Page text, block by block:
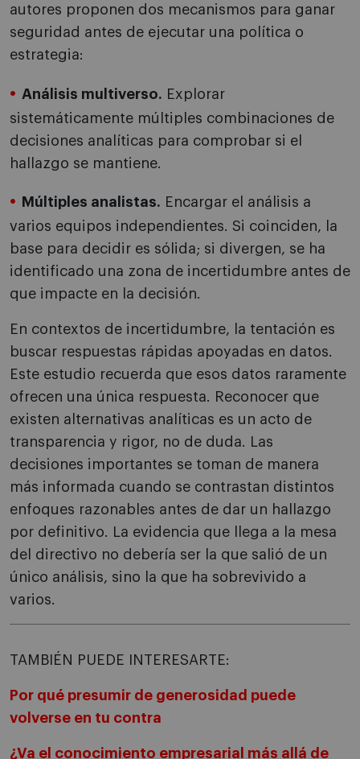
autores proponen dos mecanismos para ganar
seguridad antes de ejecutar una política o
estrategia:
Análisis multiverso. Explorar
sistemáticamente múltiples combinaciones de
decisiones analíticas para comprobar si el
hallazgo se mantiene.
Múltiples analistas. Encargar el análisis a
varios equipos independientes. Si coinciden, la
base para decidir es sólida; si divergen, se ha
identificado una zona de incertidumbre antes de
que impacte en la decisión.
En contextos de incertidumbre, la tentación es
buscar respuestas rápidas apoyadas en datos.
Este estudio recuerda que esos datos raramente
ofrecen una única respuesta. Reconocer que
existen alternativas analíticas es un acto de
transparencia y rigor, no de duda. Las
decisiones importantes se toman de manera
más informada cuando se contrastan distintos
enfoques razonables antes de dar un hallazgo
por definitivo. La evidencia que llega a la mesa
del directivo no debería ser la que salió de un
único análisis, sino la que ha sobrevivido a
varios.
TAMBIÉN PUEDE INTERESARTE:
Por qué presumir de generosidad puede
volverse en tu contra
¿Va el conocimiento empresarial más allá de